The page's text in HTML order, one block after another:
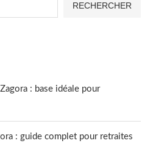
RECHERCHER
: base idéale pour
: guide complet pour retraites